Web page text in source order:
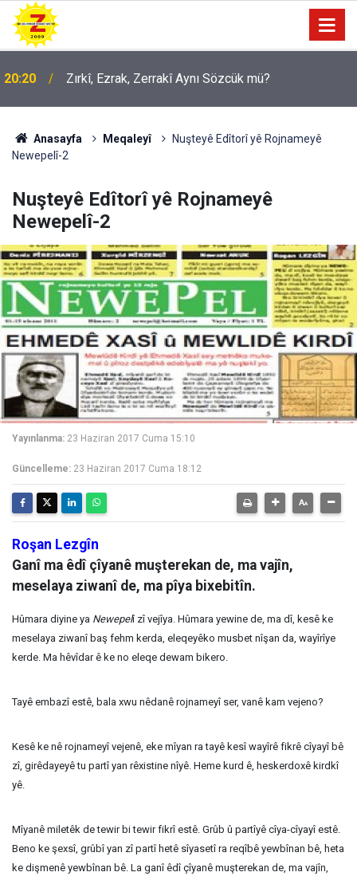
09:56 Ji Zilma Partîzanan Nimûneyeka Piçûk
Anasayfa Meqaleyî
Nuşteyê Edîtorî yê Rojnameyê
Newepelî-2
Nuşteyê Edîtorî yê Rojnameyê
Newepelî-2
Yayınlanma: 23 Haziran 2017 Cuma 15:10
Güncelleme: 23 Haziran 2017 Cuma 18:12
Roşan Lezgîn
Ganî ma êdî çîyanê muşterekan de, ma vajîn,
meselaya ziwanî de, ma pîya bixebitîn.
Hûmara diyine ya Newepelî zî vejîya. Hûmara yewine de, ma dî, kesê ke
meselaya ziwanî baş fehm kerda, eleqeyêko musbet nîşan da, wayîrîye
kerde. Ma hêvîdar ê ke no eleqe dewam bikero.
Tayê embazî estê, bala xwu nêdanê rojnameyî ser, vanê kam vejeno?
Kesê ke nê rojnameyî vejenê, eke mîyan ra tayê kesî wayîrê fikrê cîyayî bê
zî, girêdayeyê tu partî yan rêxistine nîyê. Heme kurd ê, heskerdoxê kirdkî
yê.
Mîyanê miletêk de tewir bi tewir fikrî estê. Grûb û partîyê cîya-cîyayî estê.
Beno ke şexsî, grûbî yan zî partî hetê sîyasetî ra reqîbê yewbînan bê, heta
ke dişmenê yewbînan bê. La ganî êdî çîyanê muşterekan de, ma vajîn,